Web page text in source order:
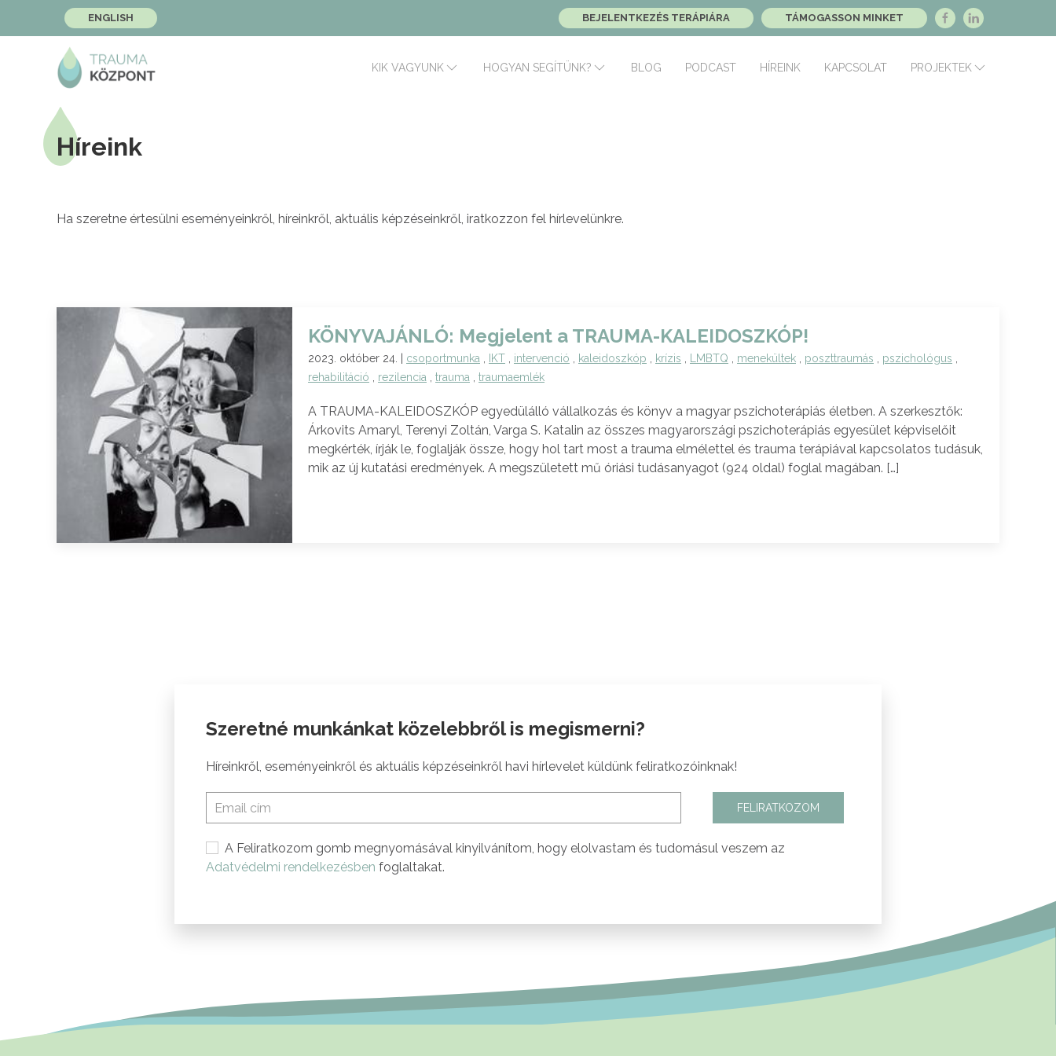
ENGLISH BEJELENTKEZÉS TERÁPIÁRA TÁMOGASSON MINKET
KIK VAGYUNK HOGYAN SEGÍTÜNK? BLOG PODCAST HÍREINK KAPCSOLAT PROJEKTEK
Híreink
Ha szeretne értesülni eseményeinkről, híreinkről, aktuális képzéseinkről, iratkozzon fel hírlevelünkre.
KÖNYVAJÁNLÓ: Megjelent a TRAUMA-KALEIDOSZKÓP!
2023. október 24. | csoportmunka IKT intervenció kaleidoszkóp krízis LMBTQ menekültek poszttraumás pszichológus
rehabilitáció
rezilencia trauma traumaemlék
A TRAUMA-KALEIDOSZKÓP egyedülálló vállalkozás és könyv a magyar pszichoterápiás életben. A szerkesztők:
Árkovits Amaryl, Terenyi Zoltán, Varga S. Katalin az összes magyarországi pszichoterápiás egyesület képviselőit
megkérték, írják le, foglalják össze, hogy hol tart most a trauma elmélettel és trauma terápiával kapcsolatos tudásuk,
mik az új kutatási eredmények. A megszületett mű óriási tudásanyagot (924 oldal) foglal magában. […]
Szeretné munkánkat közelebbről is megismerni?
Híreinkről, eseményeinkről és aktuális képzéseinkről havi hírlevelet küldünk feliratkozóinknak!
FELIRATKOZOM
A Feliratkozom gomb megnyomásával kinyilvánítom, hogy elolvastam és tudomásul veszem az
Adatvédelmi rendelkezésben foglaltakat.